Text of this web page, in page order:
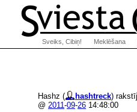
Hashz ( hashtreck)
@ 2011-09-26 14:48:00
Sveiks, Cibiņ! Meklēšana